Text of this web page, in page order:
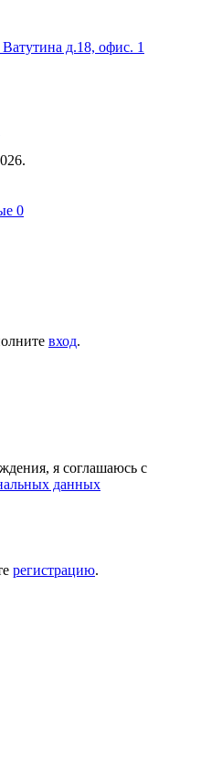
д.18, офис. 1
0
вход.
я соглашаюсь с
данных
регистрацию.